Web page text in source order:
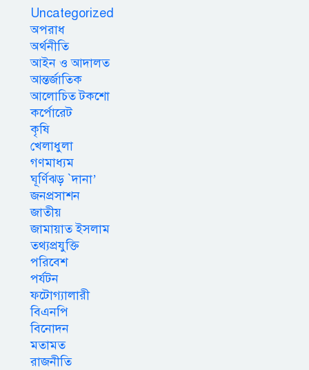
Uncategorized
অপরাধ
অর্থনীতি
আইন ও আদালত
আন্তর্জাতিক
আলোচিত টকশো
কর্পোরেট
কৃষি
খেলাধুলা
গণমাধ্যম
ঘূর্ণিঝড় `দানা’
জনপ্রসাশন
জাতীয়
জামায়াত ইসলাম
তথ্যপ্রযুক্তি
পরিবেশ
পর্যটন
ফটোগ্যালারী
বিএনপি
বিনোদন
মতামত
রাজনীতি